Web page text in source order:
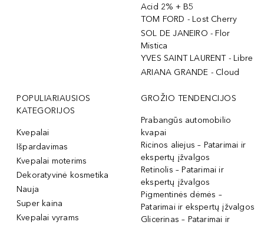
Acid 2% + B5
TOM FORD - Lost Cherry
SOL DE JANEIRO - Flor
Mistica
YVES SAINT LAURENT - Libre
ARIANA GRANDE - Cloud
POPULIARIAUSIOS
KATEGORIJOS
Kvepalai
Išpardavimas
Kvepalai moterims
Dekoratyvinė kosmetika
Nauja
Super kaina
Kvepalai vyrams
GROŽIO TENDENCIJOS
Prabangūs automobilio
kvapai
Ricinos aliejus – Patarimai ir
ekspertų įžvalgos
Retinolis – Patarimai ir
ekspertų įžvalgos
Pigmentinės dėmės –
Patarimai ir ekspertų įžvalgos
Glicerinas – Patarimai ir